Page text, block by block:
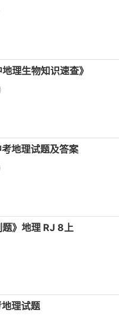
理生物知识速查》
地理试题及答案
》地理 RJ 8上
理试题